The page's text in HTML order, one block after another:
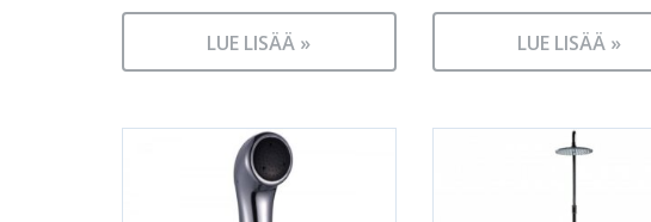
LUE LISÄÄ » LUE LISÄÄ »